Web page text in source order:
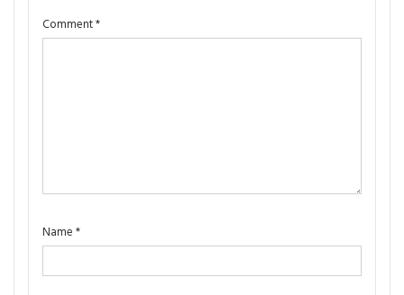
Comment*
Name *